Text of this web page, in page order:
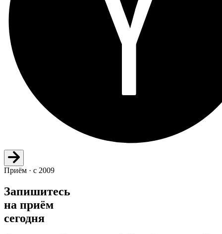
Приём · с 2009
Запишитесь
на приём
сегодня